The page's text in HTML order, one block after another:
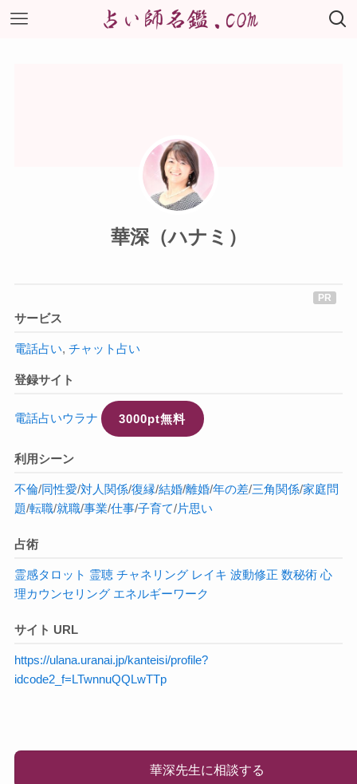
華深（ハナミ）
サービス
電話占い, チャット占い
登録サイト
電話占いウラナ 3000pt無料
利用シーン
不倫/同性愛/対人関係/復縁/結婚/離婚/年の差/三角関係/家庭問
題/転職/就職/事業/仕事/子育て/片思い
占術
霊感タロット 霊聴 チャネリング レイキ 波動修正 数秘術 心
理カウンセリング エネルギーワーク
サイト URL
https://ulana.uranai.jp/kanteisi/profile?
idcode2_f=LTwnnuQQLwTTp
華深先生に相談する